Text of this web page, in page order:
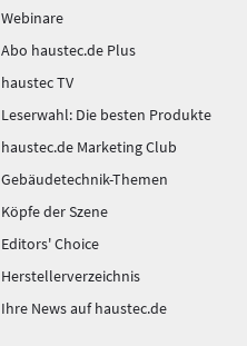
Webinare
Abo haustec.de Plus
haustec TV
Leserwahl: Die besten Produkte
haustec.de Marketing Club
Gebäudetechnik-Themen
Köpfe der Szene
Editors' Choice
Herstellerverzeichnis
Ihre News auf haustec.de